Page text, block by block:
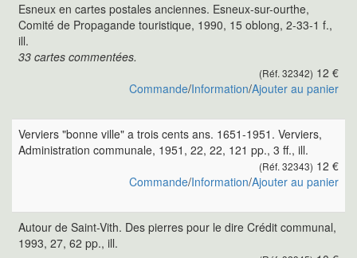
Esneux en cartes postales anciennes. Esneux-sur-ourthe,
Comité de Propagande touristique, 1990, 15 oblong, 2-33-1 f.,
ill.
33 cartes commentées.
(Réf. 32342) 12 €
Commande/Information/Ajouter au panier
Verviers "bonne ville" a trois cents ans. 1651-1951. Verviers,
Administration communale, 1951, 22, 22, 121 pp., 3 ff., ill.
(Réf. 32343) 12 €
Commande/Information/Ajouter au panier
Autour de Saint-Vith. Des pierres pour le dire Crédit communal,
1993, 27, 62 pp., ill.